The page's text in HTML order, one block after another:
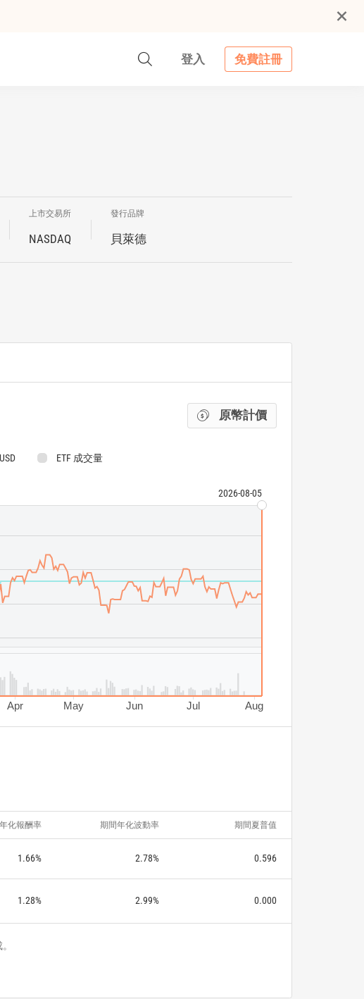
登入 免費註冊
上市交易所
NASDAQ
發行品牌
貝萊德
原幣計價
ETF 成交量
2026-08-05
Apr May Jun Jul Aug
化報酬率 期間年化波動率 期間夏普值
1.66% 2.78% 0.596
1.28% 2.99% 0.000